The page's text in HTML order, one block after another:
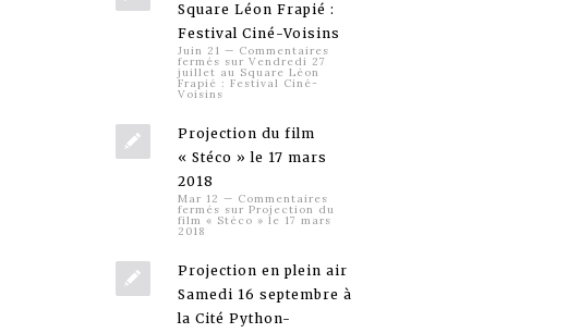
Square Léon Frapié :
Festival Ciné-Voisins
Juin 21 — Commentaires
fermés sur Vendredi 27
juillet au Square Léon
Frapié : Festival Ciné-
Voisins
Projection du film
« Stéco » le 17 mars
2018
Mar 12 — Commentaires
fermés sur Projection du
film « Stéco » le 17 mars
2018
Projection en plein air
Samedi 16 septembre à
la Cité Python-